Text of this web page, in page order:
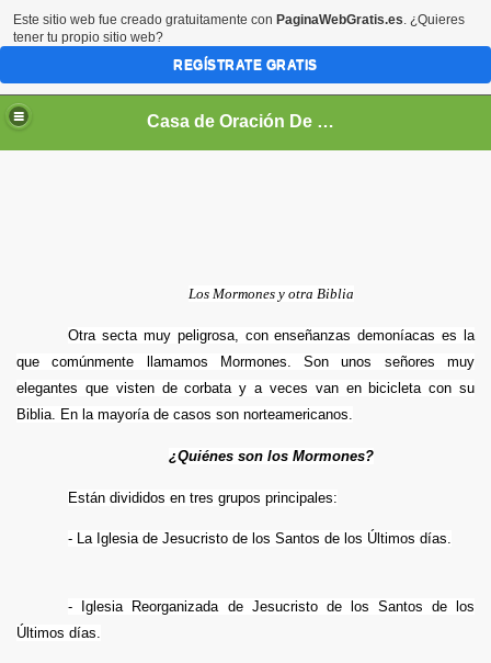
Casa de Oración De Daniel Flores Perez Zeledon Costa Rica
Los Mormones y otra Biblia
Otra secta muy peligrosa, con enseñanzas demoníacas es la
que comúnmente llamamos Mormones. Son unos señores muy
elegantes que visten de corbata y a veces van en bicicleta con su
Biblia. En la mayoría de casos son norteamericanos.
¿Quiénes son los Mormones?
Están divididos en tres grupos principales:
- La Iglesia de Jesucristo de los Santos de los Últimos días.
- Iglesia Reorganizada de Jesucristo de los Santos de los
Últimos días.
Este sitio web fue creado gratuitamente con PaginaWebGratis.es. ¿Quieres
tener tu propio sitio web?
REGÍSTRATE GRATIS